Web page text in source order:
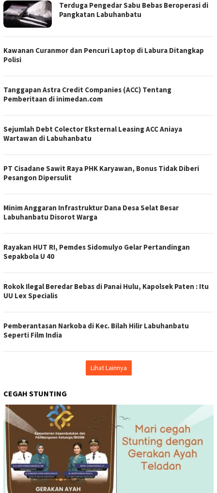
Terduga Pengedar Sabu Bebas Beroperasi di
Pangkatan Labuhanbatu
Kawanan Curanmor dan Pencuri Laptop di Labura Ditangkap
Polisi
Tanggapan Astra Credit Companies (ACC) Tentang
Pemberitaan di inimedan.com
Sejumlah Debt Colector Eksternal Leasing ACC Aniaya
Wartawan di Labuhanbatu
PT Cisadane Sawit Raya PHK Karyawan, Bonus Tidak Diberi
Pesangon Dipersulit
Minim Anggaran Infrastruktur Dana Desa Selat Besar
Labuhanbatu Disorot Warga
Rayakan HUT RI, Pemdes Sidomulyo Gelar Pertandingan
Sepakbola U 40
Rokok Ilegal Beredar Bebas di Panai Hulu, Kapolsek Paten : Itu
UU Lex Specialis
Pemberantasan Narkoba di Kec. Bilah Hilir Labuhanbatu
Seperti Film India
Lihat Lainnya
CEGAH STUNTING